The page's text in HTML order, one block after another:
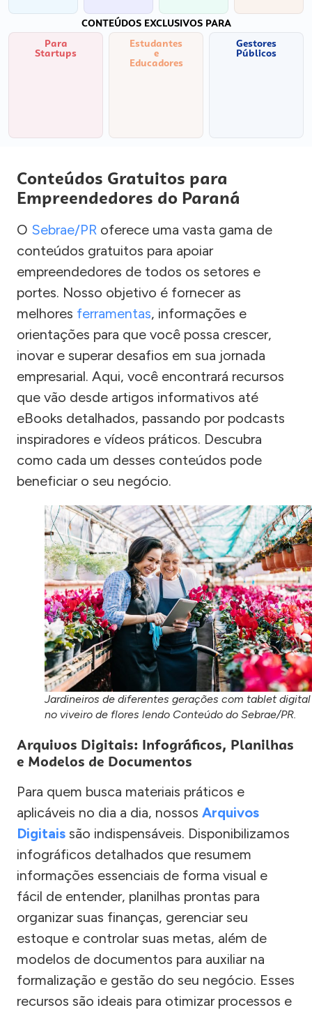
CONTEÚDOS EXCLUSIVOS PARA
Para
Startups
Estudantes
e
Educadores
Gestores
Públicos
Conteúdos Gratuitos para
Empreendedores do Paraná
O Sebrae/PR oferece uma vasta gama de
conteúdos gratuitos para apoiar
empreendedores de todos os setores e
portes. Nosso objetivo é fornecer as
melhores ferramentas, informações e
orientações para que você possa crescer,
inovar e superar desafios em sua jornada
empresarial. Aqui, você encontrará recursos
que vão desde artigos informativos até
eBooks detalhados, passando por podcasts
inspiradores e vídeos práticos. Descubra
como cada um desses conteúdos pode
beneficiar o seu negócio.
Jardineiros de diferentes gerações com tablet digital
no viveiro de flores lendo Conteúdo do Sebrae/PR.
Arquivos Digitais: Infográficos, Planilhas
e Modelos de Documentos
Para quem busca materiais práticos e
aplicáveis no dia a dia, nossos Arquivos
Digitais são indispensáveis. Disponibilizamos
infográficos detalhados que resumem
informações essenciais de forma visual e
fácil de entender, planilhas prontas para
organizar suas finanças, gerenciar seu
estoque e controlar suas metas, além de
modelos de documentos para auxiliar na
formalização e gestão do seu negócio. Esses
recursos são ideais para otimizar processos e